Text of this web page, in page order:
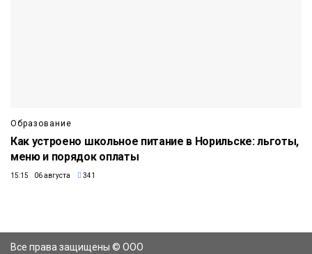
Образование
Как устроено школьное питание в Норильске: льготы,
меню и порядок оплаты
15:15 06 августа 341
Все права защищены © ООО